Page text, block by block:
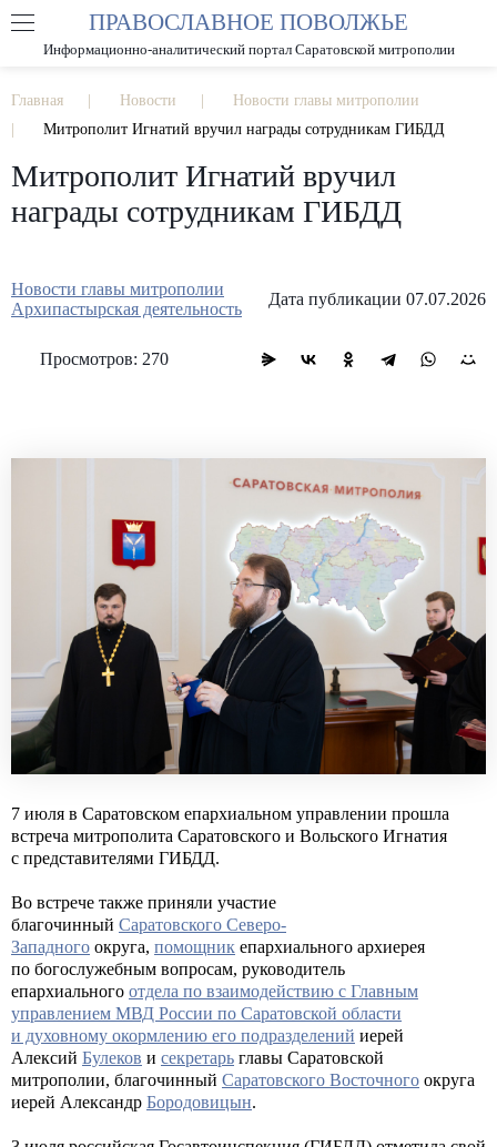
РАЗМЕР ШРИФТА А А
ПРАВОСЛАВНОЕ ПОВОЛЖЬЕ
Информационно-аналитический портал Саратовской митрополии
Главная Новости
Новости главы митрополии
Митрополит Игнатий вручил награды сотрудникам ГИБДД
Митрополит Игнатий вручил
награды сотрудникам ГИБДД
Новости главы митрополии
Архипастырская деятельность
Дата публикации 07.07.2026
Просмотров: 270
7 июля в Саратовском епархиальном управлении прошла
встреча митрополита Саратовского и Вольского Игнатия
с представителями ГИБДД.
Во встрече также приняли участие
благочинный Саратовского Северо-
Западного округа, помощник епархиального архиерея
по богослужебным вопросам, руководитель
епархиального отдела по взаимодействию с Главным
управлением МВД России по Саратовской области
и духовному окормлению его подразделений иерей
Алексий Булеков и секретарь главы Саратовской
митрополии, благочинный Саратовского Восточного округа
иерей Александр Бородовицын.